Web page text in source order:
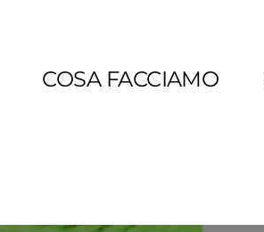
COSA FACCIAMO